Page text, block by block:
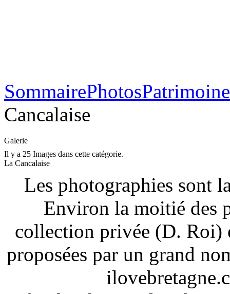
SommairePhotos
Cancalaise
Galerie
Il y a 25 Images dans cette catégorie.
La Cancalaise
Les photographies sont
Environ la moitié des
collection privée (D. Roi)
proposées par un grand